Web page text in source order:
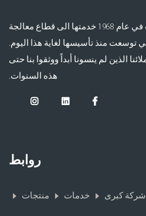
تقدم شركتنا التي تأسست في عام 1968 خدمتها الى قطاع معالجة
توسعت منذ تأسيسها لغاية هذا اليوم.
الذين لم ينسونا أبداً ووثقوا بنا حتى
هذه السنوات.
روابط
شركة كبرى خدمات منتجات